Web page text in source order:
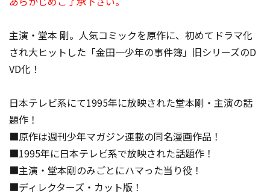
主演・堂本 剛。人気コミックを原作に、初めてドラマ化
され大ヒットした「金田一少年の事件簿」旧シリーズのD
VD化！
日本テレビ系にて1995年に放映された堂本剛・主演の話
題作！
■原作は週刊少年マガジン連載の同名漫画作品！
■1995年に日本テレビ系で放映された話題作！
■主演・堂本剛のみごとにハマった当り役！
■ディレクターズ・カット版！